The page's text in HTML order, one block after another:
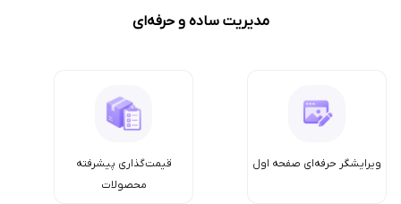
مدیریت ساده و حرفه‌ای
ویرایشگر حرفه‌ای صفحه اول
قیمت‌گذاری پیشرفته
محصولات